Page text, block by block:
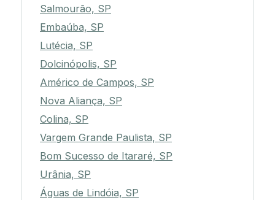
Salmourão, SP
Embaúba, SP
Lutécia, SP
Dolcinópolis, SP
Américo de Campos, SP
Nova Aliança, SP
Colina, SP
Vargem Grande Paulista, SP
Bom Sucesso de Itararé, SP
Urânia, SP
Águas de Lindóia, SP